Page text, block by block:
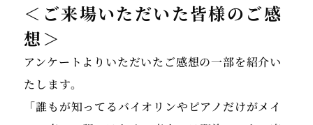
＜ご来場いただいた皆様のご感
想＞
アンケートよりいただいたご感想の一部を紹介い
たします。
「誰もが知ってるバイオリンやピアノだけがメイ